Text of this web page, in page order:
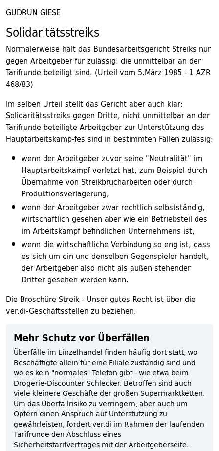
GUDRUN GIESE
Solidaritätsstreiks
Normalerweise hält das Bundesarbeitsgericht Streiks nur
gegen Arbeitgeber für zulässig, die unmittelbar an der
Tarifrunde beteiligt sind. (Urteil vom 5.März 1985 - 1 AZR
468/83)
Im selben Urteil stellt das Gericht aber auch klar:
Solidaritätsstreiks gegen Dritte, nicht unmittelbar an der
Tarifrunde beteiligte Arbeitgeber zur Unterstützung des
Hauptarbeitskamp-fes sind in bestimmten Fällen zulässig:
wenn der Arbeitgeber zuvor seine "Neutralität" im
Hauptarbeitskampf verletzt hat, zum Beispiel durch
Übernahme von Streikbrucharbeiten oder durch
Produktionsverlagerung,
wenn der Arbeitgeber zwar rechtlich selbstständig,
wirtschaftlich gesehen aber wie ein Betriebsteil des
im Arbeitskampf befindlichen Unternehmens ist,
wenn die wirtschaftliche Verbindung so eng ist, dass
es sich um ein und denselben Gegenspieler handelt,
der Arbeitgeber also nicht als außen stehender
Dritter gesehen werden kann.
Die Broschüre Streik - Unser gutes Recht ist über die
ver.di-Geschäftsstellen zu beziehen.
Mehr Schutz vor Überfällen
Überfälle im Einzelhandel finden häufig dort statt, wo
Beschäftigte allein für eine Filiale zuständig sind und
wo es kein "normales" Telefon gibt - wie etwa beim
Drogerie-Discounter Schlecker. Betroffen sind auch
viele kleinere Geschäfte der großen Supermarktketten.
Um das Überfallrisiko zu verringern, aber auch um
Opfern einen Anspruch auf Unterstützung zu
gewährleisten, fordert ver.di im Rahmen der laufenden
Tarifrunde den Abschluss eines
Sicherheitstarifvertrages mit der Arbeitgeberseite.